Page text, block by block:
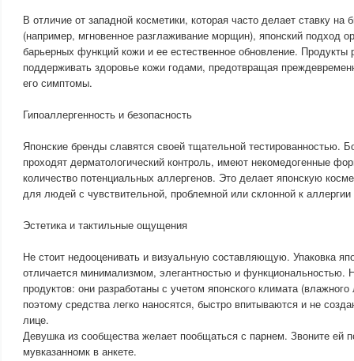
В отличие от западной косметики, которая часто делает ставку
(например, мгновенное разглаживание морщин), японский подход
барьерных функций кожи и ее естественное обновление. Продукты
поддерживать здоровье кожи годами, предотвращая
его симптомы.
Гипоаллергенность и безопасность
Японские бренды славятся своей тщательной тестированностью.
проходят дерматологический контроль, имеют некомедогенные
количество потенциальных аллергенов. Это делает японскую
для людей с чувствительной, проблемной или склонной к
Эстетика и тактильные ощущения
Не стоит недооценивать и визуальную составляющую. Упаковка
отличается минимализмом, элегантностью и функциональностью.
продуктов: они разработаны с учетом японского климата
поэтому средства легко наносятся, быстро впитываются и не
лице.
Девушка из сообщества желает пообщаться с парнем. Звоните ей
мувказанномк в анкете.